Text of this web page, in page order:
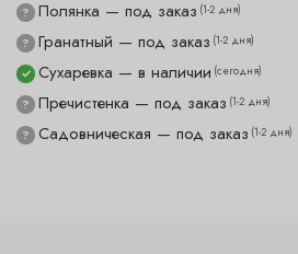
? Гранатный — под заказ (1-2 дня)
? Полянка — под заказ (1-2 дня)
? Пречистенка — под заказ (1-2 дня)
? Садовническая — под заказ (1-2 дня)
✓ Сухаревка — в наличии (сегодня)